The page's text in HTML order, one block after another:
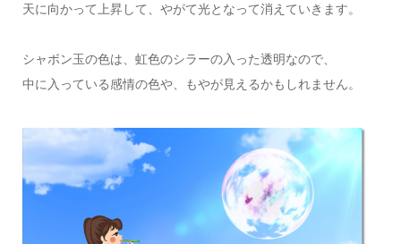
天に向かって上昇して、やがて光となって消えていきます。
シャボン玉の色は、虹色のシラーの入った透明なので、
中に入っている感情の色や、もやが見えるかもしれません。